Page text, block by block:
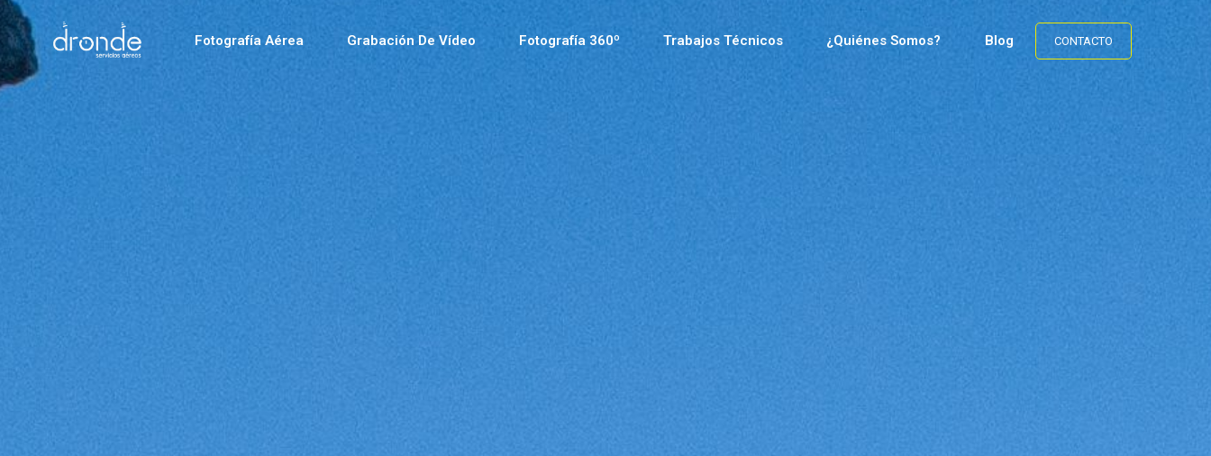
Fotografía Aérea Grabación De Vídeo Fotografía 360º Trabajos Técnicos ¿Quiénes Somos? Blog CONTACTO